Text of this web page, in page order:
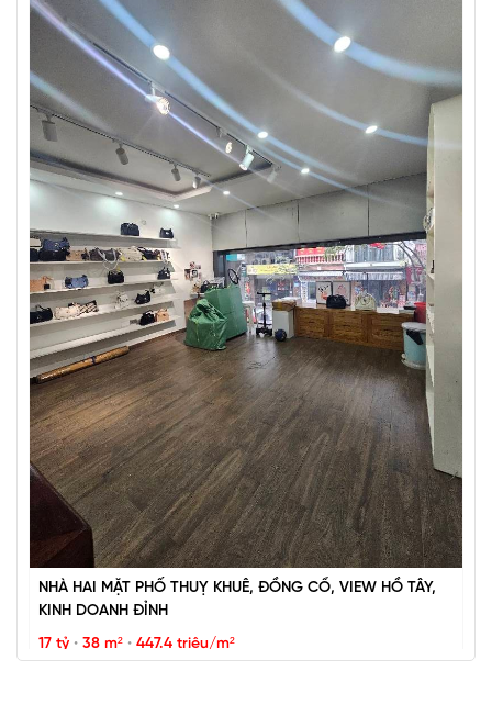
BÁN ĐẢO VŨ MIÊN, SIÊU PHẨM MẶT HỒ TÂY, 2 THOÁNG,
NHÀ DÂN XÂY
67 tỷ•57 m²•1.2 tỷ/m²
Vũ Miên
NHÀ HAI MẶT PHỐ THUỴ KHUÊ, ĐỒNG CỔ, VIEW HỒ TÂY,
KINH DOANH ĐỈNH
17 tỷ • 38 m² • 447.4 triệu/m²